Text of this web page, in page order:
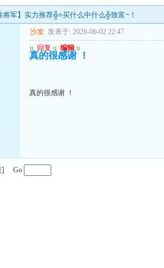
将军】实力推荐╬=买什么中什么╬致富~！
沙发 发表于: 2026-06-02 22:47
u 回复 u 编辑 u
真的很感谢 ！
真的很感谢 ！
] Go